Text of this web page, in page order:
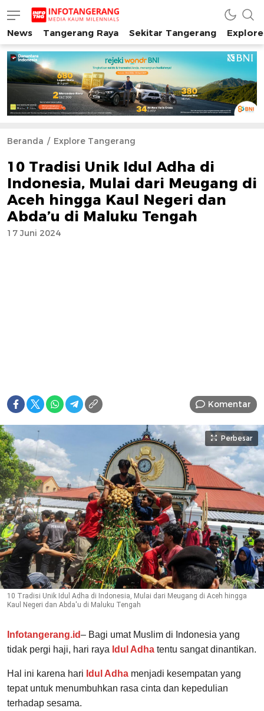
INFO TANGERANG
Media Kaum Millenials Tangerang Raya
News Tangerang Raya Sekitar Tangerang
Beranda Explore Tangerang
10 Tradisi Unik Idul Adha di
Indonesia, Mulai dari Meugang di
Aceh hingga Kaul Negeri dan
Abda’u di Maluku Tengah
17 Juni 2024
Komentar
Perbesar
10 Tradisi Unik Idul Adha di Indonesia, Mulai dari Meugang di Aceh hingga
Kaul Negeri dan Abda'u di Maluku Tengah
Infotangerang.id– Bagi umat Muslim di Indonesia yang
tidak pergi haji, hari raya Idul Adha tentu sangat dinantikan.
Hal ini karena hari Idul Adha menjadi kesempatan yang
tepat untuk menumbuhkan rasa cinta dan kepedulian
terhadap sesama.